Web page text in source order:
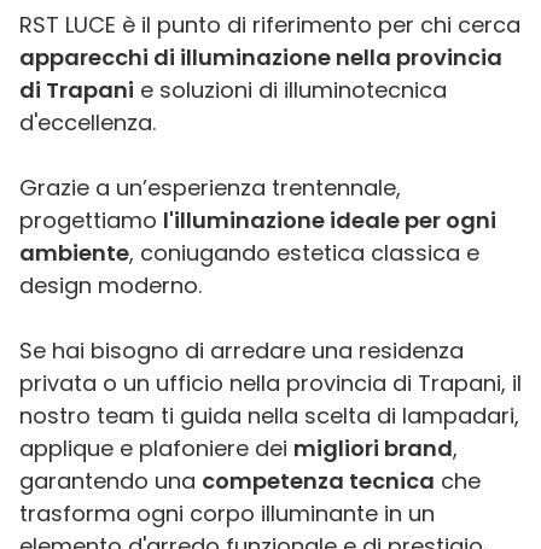
RST LUCE è il punto di riferimento per chi cerca
apparecchi di illuminazione nella provincia
di Trapani e soluzioni di illuminotecnica
d'eccellenza.
Grazie a un’esperienza trentennale,
progettiamo l'illuminazione ideale per ogni
ambiente, coniugando estetica classica e
design moderno.
Se hai bisogno di arredare una residenza
privata o un ufficio nella provincia di Trapani, il
nostro team ti guida nella scelta di lampadari,
applique e plafoniere dei migliori brand,
garantendo una competenza tecnica che
trasforma ogni corpo illuminante in un